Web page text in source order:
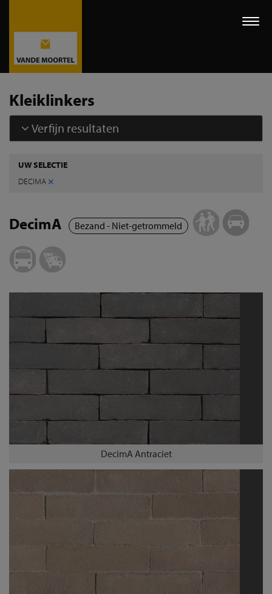
Kleiklinkers
Verfijn resultaten
UW SELECTIE
DECIMA ×
DecimA Bezand - Niet-getrommeld
DecimA Antraciet